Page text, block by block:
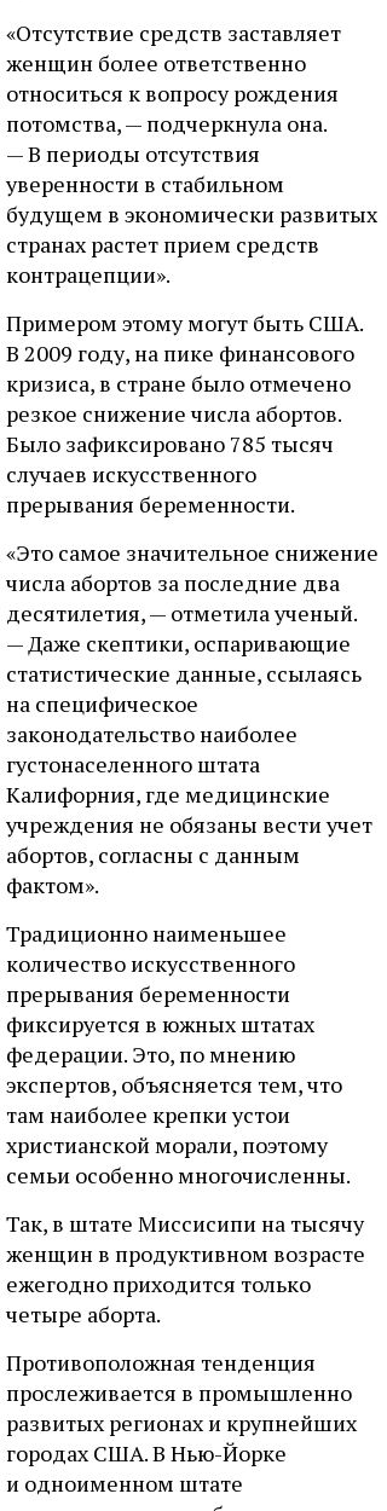
«Отсутствие средств заставляет
женщин более ответственно
относиться к вопросу рождения
потомства, — подчеркнула она.
— В периоды отсутствия
уверенности в стабильном
будущем в экономически развитых
странах растет прием средств
контрацепции».
Примером этому могут быть США.
В 2009 году, на пике финансового
кризиса, в стране было отмечено
резкое снижение числа абортов.
Было зафиксировано 785 тысяч
случаев искусственного
прерывания беременности.
«Это самое значительное снижение
числа абортов за последние два
десятилетия, — отметила ученый.
— Даже скептики, оспаривающие
статистические данные, ссылаясь
на специфическое
законодательство наиболее
густонаселенного штата
Калифорния, где медицинские
учреждения не обязаны вести учет
абортов, согласны с данным
фактом».
Традиционно наименьшее
количество искусственного
прерывания беременности
фиксируется в южных штатах
федерации. Это, по мнению
экспертов, объясняется тем, что
там наиболее крепки устои
христианской морали, поэтому
семьи особенно многочисленны.
Так, в штате Миссисипи на тысячу
женщин в продуктивном возрасте
ежегодно приходится только
четыре аборта.
Противоположная тенденция
прослеживается в промышленно
развитых регионах и крупнейших
городах США. В Нью-Йорке
и одноименном штате